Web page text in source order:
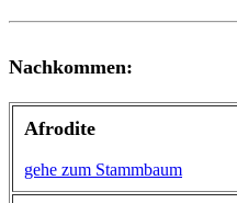
Nachkommen:
Afrodite
gehe zum Stammbaum